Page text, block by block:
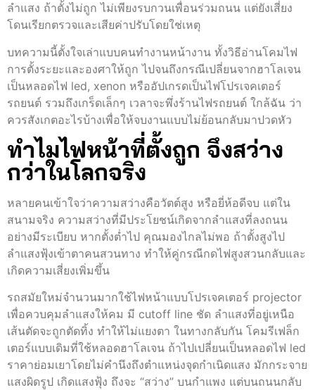
ลำแสง ถ้าตั้งไม่ถูก ไม่เพียงรบกวนเพื่อนร่วมถนน แต่ยังเสี่ยง
โดนเรียกตรวจและเสียค่าปรับโดยใช่เหตุ
บทความนี้ตั้งใจเล่าแบบคนทำงานหน้างาน ทั้งวิธีอ่านโคมไฟ
การตั้งระยะและองศาให้ถูก ไปจนถึงกรณีเปลี่ยนจากฮาโลเจน
เป็นหลอดไฟ led, xenon หรืออัปเกรดเป็นไฟโปรเจคเตอร์
รถยนต์ รวมถึงเกร็ดเล็กๆ เวลาจะพึ่งร้านไฟรถยนต์ ใกล้ฉัน ว่า
ควรสังเกตอะไรบ้างเพื่อให้จบงานแบบไม่ย้อนกลับมาปวดหัว
ทำไมไฟหน้าที่ตั้งถูก จึงสว่าง
กว่าในโลกจริง
หลายคนเข้าใจว่าความสว่างคือวัตต์สูง หรือยี่ห้อดีจบ แต่ใน
สนามจริง ความสว่างที่มีประโยชน์เกิดจากลำแสงที่ลงถนน
อย่างมีระเบียบ หากตั้งต่ำไป คุณมองไกลไม่พอ ถ้าตั้งสูงไป
ลำแสงฟุ้งเข้าตาคนสวนทาง ทำให้คู่กรณีกดไฟสูงสวนกลับและ
เกิดความเสี่ยงเพิ่มขึ้น
รถสมัยใหม่จำนวนมากใช้ไฟหน้าแบบโปรเจคเตอร์ projector
เพื่อควบคุมลำแสงให้คม มี cutoff line ชัด ลำแสงที่อยู่เหนือ
เส้นตัดจะถูกตัดทิ้ง ทำให้ไม่แยงตา ในทางกลับกัน โคมรีเฟล็ก
เตอร์แบบเดิมที่ใช้หลอดฮาโลเจน ถ้าไปเปลี่ยนเป็นหลอดไฟ led
ราคาย่อมเยาโดยไม่คำนึงถึงตำแหน่งจุดกำเนิดแสง มักกระจาย
แสงผิดรูป เกิดแสงฟุ้ง ถึงจะ “สว่าง” บนกำแพง แต่บนถนนกลับ